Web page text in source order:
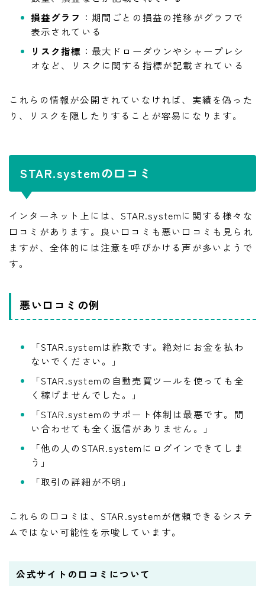
損益グラフ ：期間ごとの損益の推移がグラフで
表示されている
リスク指標 ：最大ドローダウンやシャープレシ
オなど、リスクに関する指標が記載されている
これらの情報が公開されていなければ、実績を偽った
り、リスクを隠したりすることが容易になります。
STAR.systemの口コミ
インターネット上には、STAR.systemに関する様々な
口コミがあります。良い口コミも悪い口コミも見られ
ますが、全体的には注意を呼びかける声が多いようで
す。
悪い口コミの例
「STAR.systemは詐欺です。絶対にお金を払わ
ないでください。」
「STAR.systemの自動売買ツールを使っても全
く稼げませんでした。」
「STAR.systemのサポート体制は最悪です。問
い合わせても全く返信がありません。」
「他の人のSTAR.systemにログインできてしま
う」
「取引の詳細が不明」
これらの口コミは、STAR.systemが信頼できるシステ
ムではない可能性を示唆しています。
公式サイトの口コミについて